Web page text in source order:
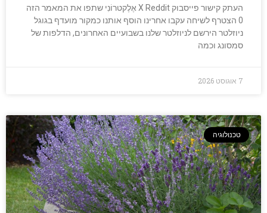
העתק קישור פייסבוק X Reddit אֶלֶקטרוֹנִי שתפו את המאמר הזה
0 הצטרף לשיחה עקבו אחרינו הוסף אותנו כמקור מועדף בגוגל
ניוזלטר הירשם לניוזלטר שלנו בשבועיים האחרונים, הדלפות של
סמסונג וכמה
7 אוגוסט 2026
טכנולוגיה